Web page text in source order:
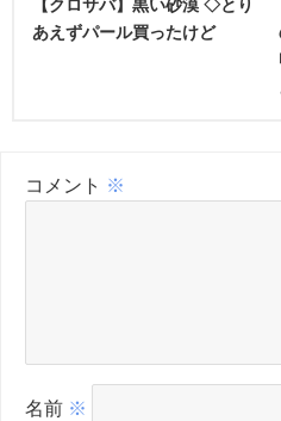
【クロサバ】黒い砂漠 ◇とり
あえずパール買ったけど
コメント ※
名前 ※